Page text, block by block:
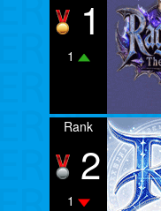
1
1
Rank
2
1